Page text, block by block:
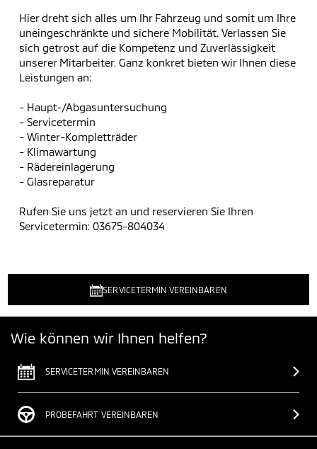
Hier dreht sich alles um Ihr Fahrzeug und somit um Ihre
uneingeschränkte und sichere Mobilität. Verlassen Sie
sich getrost auf die Kompetenz und Zuverlässigkeit
unserer Mitarbeiter. Ganz konkret bieten wir Ihnen diese
Leistungen an:
- Haupt-/Abgasuntersuchung
- Servicetermin
- Winter-Kompletträder
- Klimawartung
- Rädereinlagerung
- Glasreparatur
Rufen Sie uns jetzt an und reservieren Sie Ihren
Servicetermin: 03675-804034
SERVICETERMIN VEREINBAREN
Wie können wir Ihnen helfen?
SERVICETERMIN VEREINBAREN
PROBEFAHRT VEREINBAREN